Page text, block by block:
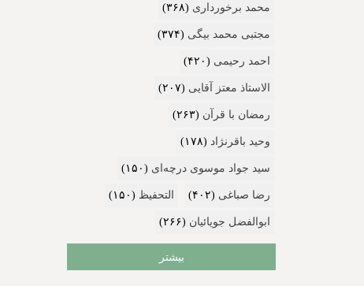
محمد برخورداری (۳۶۸)
مجتبی محمد بیگی (۳۷۴)
احمد رحیمی (۴۲۰)
الاستاذ معتز آقایی (۲۰۷)
رمضان با قرآن (۲۶۳)
وحید باقرنژاد (۱۷۸)
سید جواد موسوی درچه‌ای (۱۵۰)
رضا صباغی (۴۰۲) التحفیظ (۱۵۰)
ابوالفضل جویائیان (۲۶۶)
بیشتر